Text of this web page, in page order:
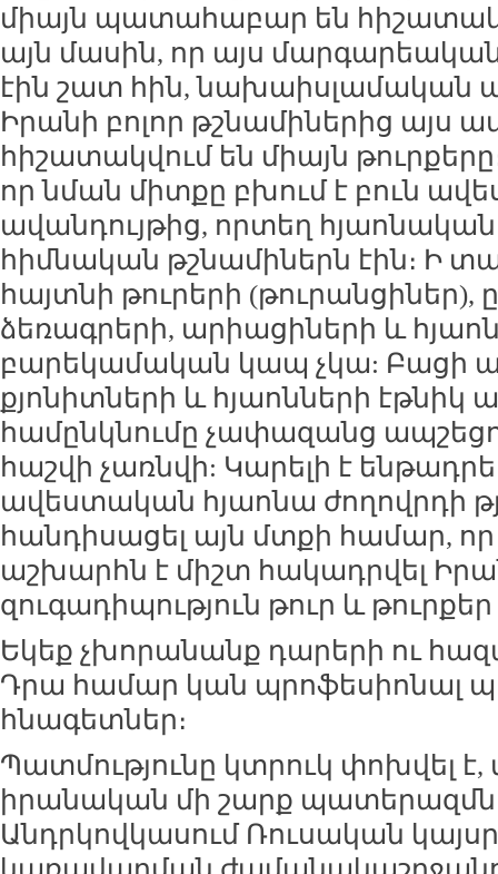
միայն պատահաբար են
այն մասին, որ այս
էին շատ հին, նախաիսլամական
Իրանի բոլոր թշնամիներից այս
հիշատակվում են միայն
որ նման միտքը բխում է բուն
ավանդույթից, որտեղ
հիմնական թշնամիներն էին։ Ի
հայտնի թուրերի
ձեռագրերի, արիացիների և
բարեկամական կապ չկա: Բացի
քյոնիտների և հյաոնների էթնիկ
համընկնումը չափազանց
հաշվի չառնվի: Կարելի է
ավեստական հյաոնա ժողովրդի
հանդիսացել այն մտքի համար,
աշխարհն է միշտ հակադրվել
զուգադիպություն թուր և
Եկեք չխորանանք դարերի ու
Դրա համար կան պրոֆեսիոնալ
հնագետներ։
Պատմությունը կտրուկ փոխվել
իրանական մի շարք
Անդրկովկասում Ռուսական